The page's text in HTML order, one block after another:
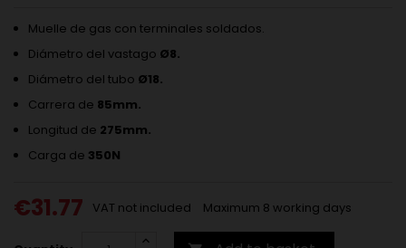
Muelle de gas con terminales soldados.
Diámetro del vastago Ø8.
Diámetro del tubo Ø18.
Carrera de 85mm.
Longitud de 275mm.
Carga de 350N
€31.77 VAT not included Maximum 8 working days